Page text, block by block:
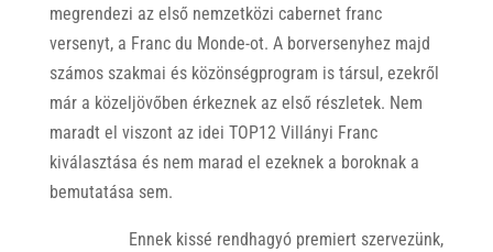
megrendezi az első nemzetközi cabernet franc
versenyt, a Franc du Monde-ot. A borversenyhez majd
számos szakmai és közönségprogram is társul, ezekről
már a közeljövőben érkeznek az első részletek. Nem
maradt el viszont az idei TOP12 Villányi Franc
kiválasztása és nem marad el ezeknek a boroknak a
bemutatása sem.
Ennek kissé rendhagyó premiert szervezünk,